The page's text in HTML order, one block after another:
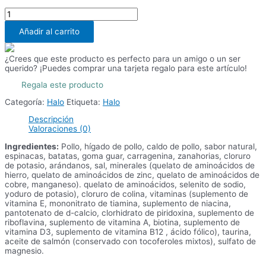
Halo
Elevate
Lata
Alimento
Húmedo
Para
Gato
Cereales
cantidad
Añadir al carrito
¿Crees que este producto es perfecto para un amigo o un ser
querido? ¡Puedes comprar una tarjeta regalo para este artículo!
Regala este producto
Categoría: Halo Etiqueta: Halo
Descripción
Valoraciones (0)
Ingredientes: Pollo, hígado de pollo, caldo de pollo, sabor natural,
espinacas, batatas, goma guar, carragenina, zanahorias, cloruro
de potasio, arándanos, sal, minerales (quelato de aminoácidos de
hierro, quelato de aminoácidos de zinc, quelato de aminoácidos de
cobre, manganeso). quelato de aminoácidos, selenito de sodio,
yoduro de potasio), cloruro de colina, vitaminas (suplemento de
vitamina E, mononitrato de tiamina, suplemento de niacina,
pantotenato de d-calcio, clorhidrato de piridoxina, suplemento de
riboflavina, suplemento de vitamina A, biotina, suplemento de
vitamina D3, suplemento de vitamina B12 , ácido fólico), taurina,
aceite de salmón (conservado con tocoferoles mixtos), sulfato de
magnesio.